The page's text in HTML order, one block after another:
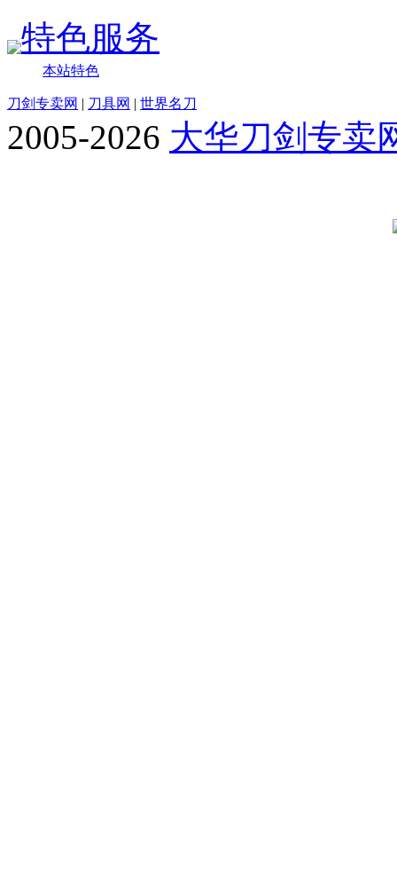
特色服务
本站特色
刀剑专卖网 | 刀具网 | 世界名刀
2005-2026 大华刀剑专卖